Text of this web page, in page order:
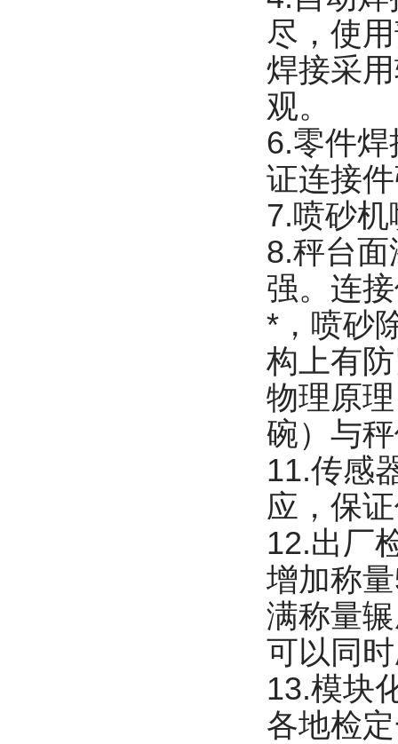
尽，使
焊接采
观。
6.零件
证连接
7.喷砂
8.秤台
强。连
*，喷砂
构上有
物理原
碗）与
11.传感
应，保
12.出厂
增加称
满称量
可以同
13.模块
各地检